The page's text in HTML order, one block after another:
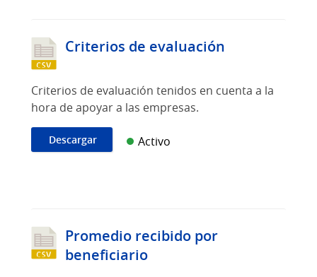
Criterios de evaluación
Criterios de evaluación tenidos en cuenta a la
hora de apoyar a las empresas.
Descargar Activo
Promedio recibido por
beneficiario